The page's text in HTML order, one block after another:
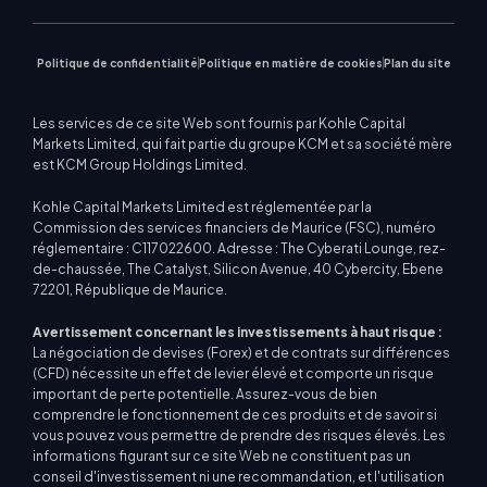
Politique de confidentialitéPolitique en matière de cookiesPlan du site
Les services de ce site Web sont fournis par Kohle Capital
Markets Limited, qui fait partie du groupe KCM et sa société mère
est KCM Group Holdings Limited.
Kohle Capital Markets Limited est réglementée par la
Commission des services financiers de Maurice (FSC), numéro
réglementaire : C117022600. Adresse : The Cyberati Lounge, rez-
de-chaussée, The Catalyst, Silicon Avenue, 40 Cybercity, Ebene
72201, République de Maurice.
Avertissement concernant les investissements à haut risque :
La négociation de devises (Forex) et de contrats sur différences
(CFD) nécessite un effet de levier élevé et comporte un risque
important de perte potentielle. Assurez-vous de bien
comprendre le fonctionnement de ces produits et de savoir si
vous pouvez vous permettre de prendre des risques élevés. Les
informations figurant sur ce site Web ne constituent pas un
conseil d'investissement ni une recommandation, et l'utilisation